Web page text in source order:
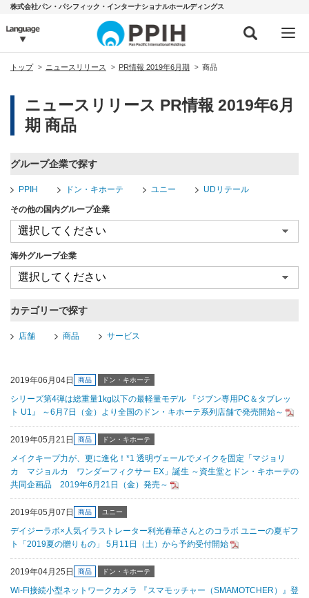
株式会社パン・パシフィック・インターナショナルホールディングス
トップ ニュースリリース PR情報 2019年6月期 商品
ニュースリリース PR情報 2019年6月
期 商品
グループ企業で探す
PPIH ドン・キホーテ ユニー UDリテール
その他の国内グループ企業
海外グループ企業
カテゴリーで探す
店舗 商品 サービス
2019年06月04日 商品 ドン・キホーテ
シリーズ第4弾は総重量1kg以下の最軽量モデル 『ジブン専用PC＆タブレッ
ト U1』 ～6月7日（金）より全国のドン・キホーテ系列店舗で発売開始～
2019年05月21日 商品 ドン・キホーテ
メイクキープ力が、更に進化！*1 透明ヴェールでメイクを固定「マジョリ
カ マジョルカ ワンダーフィクサー EX」誕生 ～資生堂とドン・キホーテの
共同企画品 2019年6月21日（金）発売～
2019年05月07日 商品 ユニー
デイジーラボ×人気イラストレーター利光春華さんとのコラボ ユニーの夏ギフ
ト「2019夏の贈りもの」 5月11日（土）から予約受付開始
2019年04月25日 商品 ドン・キホーテ
Wi-Fi接続小型ネットワークカメラ 『スマモッチャー（SMAMOTCHER）』登